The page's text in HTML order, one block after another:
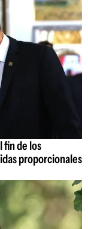
fin de los
proporcionales